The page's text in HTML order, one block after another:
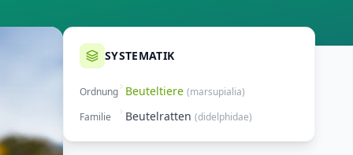
SYSTEMATIK
Ordnung Beuteltiere (marsupialia)
Familie
Beutelratten (didelphidae)